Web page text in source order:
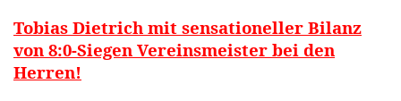
Tobias Dietrich mit sensationeller Bilanz
von 8:0-Siegen Vereinsmeister bei den
Herren!